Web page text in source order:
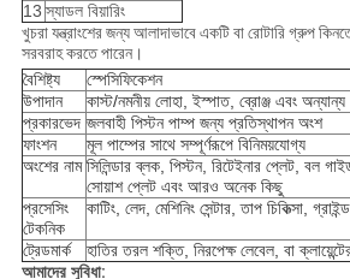
13 স্যাডল বিয়ারিং
খুচরা যন্ত্রাংশের জন্য আলাদাভাবে একটি বা রোটারি গ্রুপ
সরবরাহ করতে পারেন।
বৈশিষ্ট্য
স্পেসিফিকেশন
উপাদান
কাস্ট/নমনীয় লোহা, ইস্পাত, ব্রোঞ্জ এবং অন্যান্য
প্রকারভেদ জলবাহী পিস্টন পাম্প জন্য প্রতিস্থাপন অংশ
ফাংশন
মূল পাম্পের সাথে সম্পূর্ণরূপে বিনিময়যোগ্য
অংশের নাম সিলিন্ডার ব্লক, পিস্টন, রিটেইনার প্লেট, বল
সোয়াশ প্লেট এবং আরও অনেক কিছু
প্রসেসিং
টেকনিক
কাটিং, লেদ, মেশিনিং সেন্টার, তাপ চিকিত্সা,
ট্রেডমার্ক
হাতির তরল শক্তি, নিরপেক্ষ লেবেল, বা
আমাদের সুবিধা: